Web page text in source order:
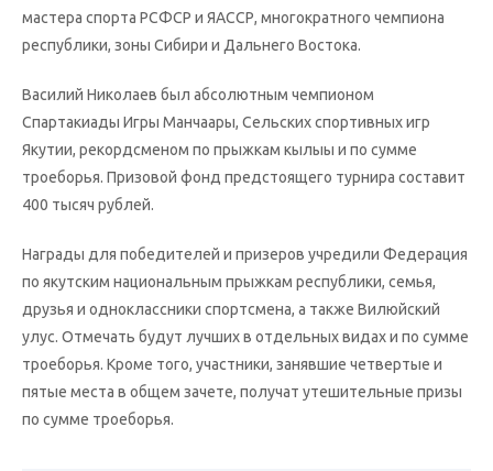
мастера спорта РСФСР и ЯАССР, многократного чемпиона
республики, зоны Сибири и Дальнего Востока.
Василий Николаев был абсолютным чемпионом
Спартакиады Игры Манчаары, Сельских спортивных игр
Якутии, рекордсменом по прыжкам кылыы и по сумме
троеборья. Призовой фонд предстоящего турнира составит
400 тысяч рублей.
Награды для победителей и призеров учредили Федерация
по якутским национальным прыжкам республики, семья,
друзья и одноклассники спортсмена, а также Вилюйский
улус. Отмечать будут лучших в отдельных видах и по сумме
троеборья. Кроме того, участники, занявшие четвертые и
пятые места в общем зачете, получат утешительные призы
по сумме троеборья.